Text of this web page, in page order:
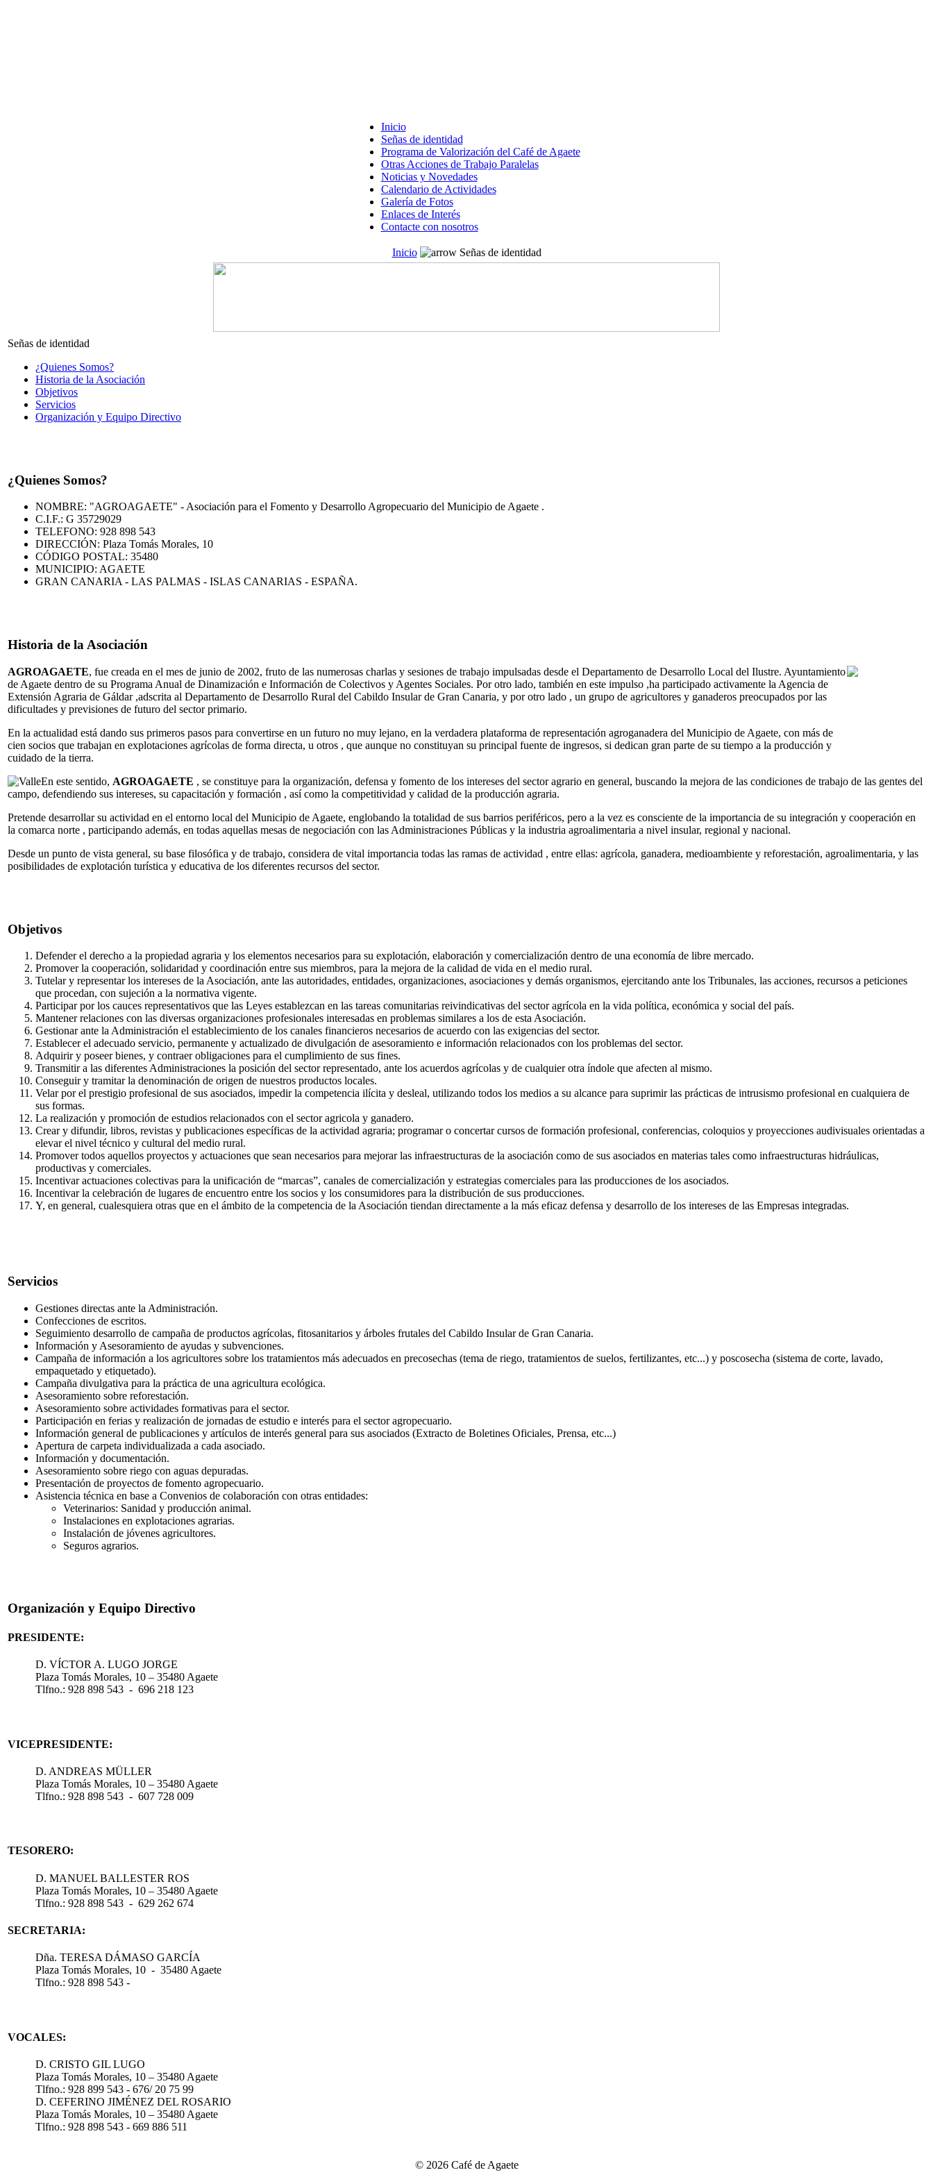
Inicio
Señas de identidad
Programa de Valorización del Café de Agaete
Otras Acciones de Trabajo Paralelas
Noticias y Novedades
Calendario de Actividades
Galería de Fotos
Enlaces de Interés
Contacte con nosotros
Inicio Señas de identidad
Señas de identidad
¿Quienes Somos?
Historia de la Asociación
Objetivos
Servicios
Organización y Equipo Directivo
¿Quienes Somos?
NOMBRE: "AGROAGAETE" - Asociación para el Fomento y Desarrollo Agropecuario del Municipio de Agaete .
C.I.F.: G 35729029
TELEFONO: 928 898 543
DIRECCIÓN: Plaza Tomás Morales, 10
CÓDIGO POSTAL: 35480
MUNICIPIO: AGAETE
GRAN CANARIA - LAS PALMAS - ISLAS CANARIAS - ESPAÑA.
Historia de la Asociación
AGROAGAETE, fue creada en el mes de junio de 2002, fruto de las numerosas charlas y sesiones de trabajo impulsadas desde el Departamento de Desarrollo Local del Ilustre. Ayuntamiento
de Agaete dentro de su Programa Anual de Dinamización e Información de Colectivos y Agentes Sociales. Por otro lado, también en este impulso ,ha participado activamente la Agencia de
Extensión Agraria de Gáldar ,adscrita al Departamento de Desarrollo Rural del Cabildo Insular de Gran Canaria, y por otro lado , un grupo de agricultores y ganaderos preocupados por las
dificultades y previsiones de futuro del sector primario.
En la actualidad está dando sus primeros pasos para convertirse en un futuro no muy lejano, en la verdadera plataforma de representación agroganadera del Municipio de Agaete, con más de
cien socios que trabajan en explotaciones agrícolas de forma directa, u otros , que aunque no constituyan su principal fuente de ingresos, si dedican gran parte de su tiempo a la producción y
cuidado de la tierra.
En este sentido, AGROAGAETE , se constituye para la organización, defensa y fomento de los intereses del sector agrario en general, buscando la mejora de las condiciones de trabajo de las gentes del
campo, defendiendo sus intereses, su capacitación y formación , así como la competitividad y calidad de la producción agraria.
Pretende desarrollar su actividad en el entorno local del Municipio de Agaete, englobando la totalidad de sus barrios periféricos, pero a la vez es consciente de la importancia de su integración y cooperación en
la comarca norte , participando además, en todas aquellas mesas de negociación con las Administraciones Públicas y la industria agroalimentaria a nivel insular, regional y nacional.
Desde un punto de vista general, su base filosófica y de trabajo, considera de vital importancia todas las ramas de actividad , entre ellas: agrícola, ganadera, medioambiente y reforestación, agroalimentaria, y las
posibilidades de explotación turística y educativa de los diferentes recursos del sector.
Objetivos
Defender el derecho a la propiedad agraria y los elementos necesarios para su explotación, elaboración y comercialización dentro de una economía de libre mercado.
Promover la cooperación, solidaridad y coordinación entre sus miembros, para la mejora de la calidad de vida en el medio rural.
Tutelar y representar los intereses de la Asociación, ante las autoridades, entidades, organizaciones, asociaciones y demás organismos, ejercitando ante los Tribunales, las acciones, recursos a peticiones
que procedan, con sujeción a la normativa vigente.
Participar por los cauces representativos que las Leyes establezcan en las tareas comunitarias reivindicativas del sector agrícola en la vida política, económica y social del país.
Mantener relaciones con las diversas organizaciones profesionales interesadas en problemas similares a los de esta Asociación.
Gestionar ante la Administración el establecimiento de los canales financieros necesarios de acuerdo con las exigencias del sector.
Establecer el adecuado servicio, permanente y actualizado de divulgación de asesoramiento e información relacionados con los problemas del sector.
Adquirir y poseer bienes, y contraer obligaciones para el cumplimiento de sus fines.
Transmitir a las diferentes Administraciones la posición del sector representado, ante los acuerdos agrícolas y de cualquier otra índole que afecten al mismo.
Conseguir y tramitar la denominación de origen de nuestros productos locales.
Velar por el prestigio profesional de sus asociados, impedir la competencia ilícita y desleal, utilizando todos los medios a su alcance para suprimir las prácticas de intrusismo profesional en cualquiera de
sus formas.
La realización y promoción de estudios relacionados con el sector agricola y ganadero.
Crear y difundir, libros, revistas y publicaciones específicas de la actividad agraria; programar o concertar cursos de formación profesional, conferencias, coloquios y proyecciones audivisuales orientadas a
elevar el nivel técnico y cultural del medio rural.
Promover todos aquellos proyectos y actuaciones que sean necesarios para mejorar las infraestructuras de la asociación como de sus asociados en materias tales como infraestructuras hidráulicas,
productivas y comerciales.
Incentivar actuaciones colectivas para la unificación de “marcas”, canales de comercialización y estrategias comerciales para las producciones de los asociados.
Incentivar la celebración de lugares de encuentro entre los socios y los consumidores para la distribución de sus producciones.
Y, en general, cualesquiera otras que en el ámbito de la competencia de la Asociación tiendan directamente a la más eficaz defensa y desarrollo de los intereses de las Empresas integradas.
Servicios
Gestiones directas ante la Administración.
Confecciones de escritos.
Seguimiento desarrollo de campaña de productos agrícolas, fitosanitarios y árboles frutales del Cabildo Insular de Gran Canaria.
Información y Asesoramiento de ayudas y subvenciones.
Campaña de información a los agricultores sobre los tratamientos más adecuados en precosechas (tema de riego, tratamientos de suelos, fertilizantes, etc...) y poscosecha (sistema de corte, lavado,
empaquetado y etiquetado).
Campaña divulgativa para la práctica de una agricultura ecológica.
Asesoramiento sobre reforestación.
Asesoramiento sobre actividades formativas para el sector.
Participación en ferias y realización de jornadas de estudio e interés para el sector agropecuario.
Información general de publicaciones y artículos de interés general para sus asociados (Extracto de Boletines Oficiales, Prensa, etc...)
Apertura de carpeta individualizada a cada asociado.
Información y documentación.
Asesoramiento sobre riego con aguas depuradas.
Presentación de proyectos de fomento agropecuario.
Asistencia técnica en base a Convenios de colaboración con otras entidades:
Veterinarios: Sanidad y producción animal.
Instalaciones en explotaciones agrarias.
Instalación de jóvenes agricultores.
Seguros agrarios.
Organización y Equipo Directivo
PRESIDENTE:
D. VÍCTOR A. LUGO JORGE
Plaza Tomás Morales, 10 – 35480 Agaete
Tlfno.: 928 898 543 - 696 218 123
VICEPRESIDENTE:
D. ANDREAS MÜLLER
Plaza Tomás Morales, 10 – 35480 Agaete
Tlfno.: 928 898 543 - 607 728 009
TESORERO:
D. MANUEL BALLESTER ROS
Plaza Tomás Morales, 10 – 35480 Agaete
Tlfno.: 928 898 543 - 629 262 674
SECRETARIA:
Dña. TERESA DÁMASO GARCÍA
Plaza Tomás Morales, 10 - 35480 Agaete
Tlfno.: 928 898 543 -
VOCALES:
D. CRISTO GIL LUGO
Plaza Tomás Morales, 10 – 35480 Agaete
Tlfno.: 928 899 543 - 676/ 20 75 99
D. CEFERINO JIMÉNEZ DEL ROSARIO
Plaza Tomás Morales, 10 – 35480 Agaete
Tlfno.: 928 898 543 - 669 886 511
© 2026 Café de Agaete